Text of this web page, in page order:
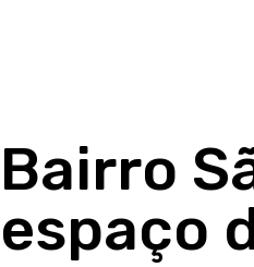
Bairro
espaço